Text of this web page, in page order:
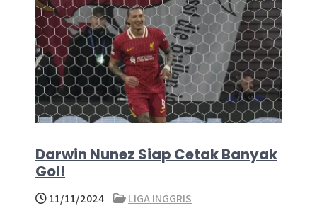
Darwin Nunez Siap Cetak Banyak
Gol!
11/11/2024
LIGA INGGRIS